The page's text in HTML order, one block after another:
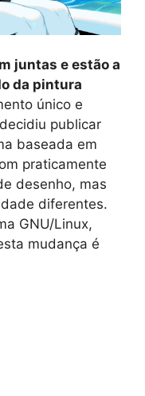
juntas e estão a
da pintura
único e
publicar
baseada em
praticamente
desenho, mas
diferentes.
GNU/Linux,
mudança é